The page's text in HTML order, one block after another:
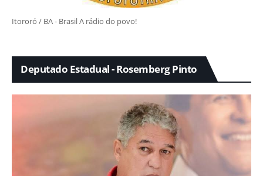
Itororó / BA - Brasil A rádio do povo!
Deputado Estadual - Rosemberg Pinto